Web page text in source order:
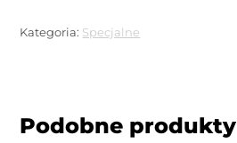
Kategoria: Specjalne
Podobne produkty